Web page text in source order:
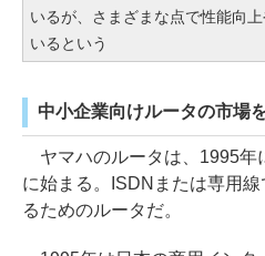
いるが、さまざまな点で性能向
いるという
中小企業向けルータの市場
ヤマハのルータは、1995年
に始まる。ISDNまたは専用
るためのルータだ。